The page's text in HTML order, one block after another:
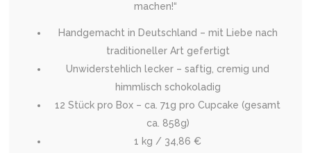
machen!“
Handgemacht in Deutschland – mit Liebe nach
traditioneller Art gefertigt
Unwiderstehlich lecker – saftig, cremig und
himmlisch schokoladig
12 Stück pro Box – ca. 71g pro Cupcake (gesamt
ca. 858g)
1 kg / 34,86 €